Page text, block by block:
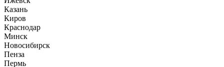
Казань
Киров
Краснодар
Минск
Новосибирск
Пенза
Пермь